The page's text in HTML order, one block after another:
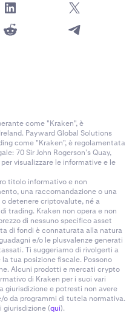
come "Kraken", è
Payward Global Solutions
come "Kraken", è regolamentata
70 Sir John Rogerson’s Quay,
per visualizzare le informative e le
titolo informativo e non
una raccomandazione o una
detenere criptovalute, né a
trading. Kraken non opera e non
di nessuno specifico asset
di fondi è connaturata alla natura
e/o le plusvalenze generati
Ti suggeriamo di rivolgerti a
tua posizione fiscale. Possono
Alcuni prodotti e mercati crypto
di Kraken per i suoi vari
giurisdizione e potresti non avere
o da programmi di tutela normativa.
giurisdizione (qui).